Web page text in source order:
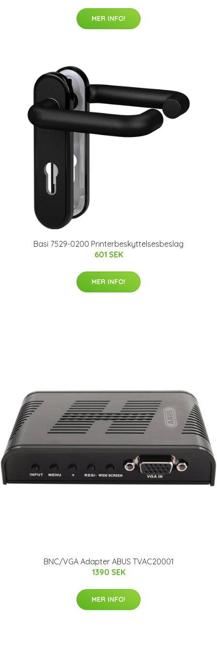
MER INFO!
Basi 7529-0200 Printerbeskyttelsesbeslag
601 SEK
MER INFO!
BNC/VGA Adapter ABUS TVAC20001
1390 SEK
MER INFO!